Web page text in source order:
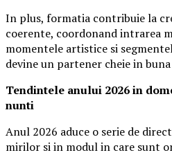
In plus, formatia contribuie la
coerente, coordonand intrarea
momentele artistice si
devine un partener cheie in
Tendintele anului 2026 in
nunti
Anul 2026 aduce o serie de
mirilor si in modul in care sunt